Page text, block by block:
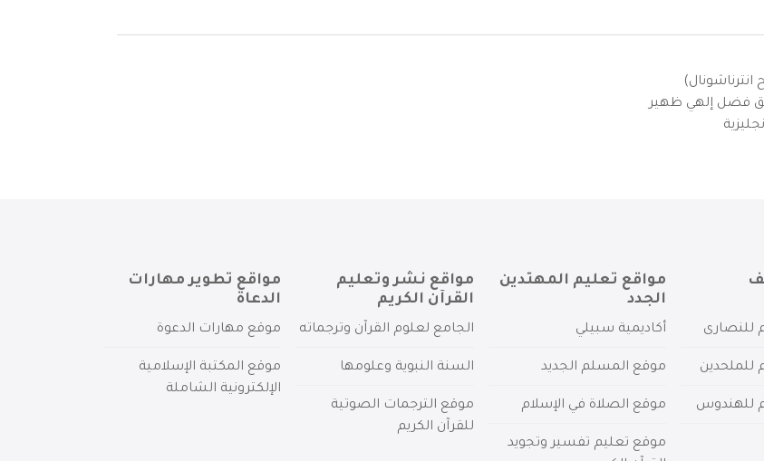
انترناشونال)
فضل إلهي ظهير
للنصارى
للملحدين
للهندوس
مواقع تعليم المهتدين
الجدد
أكاديمية سبيلي
موقع المسلم الجديد
موقع الصلاة في الإسلام
موقع تعليم تفسير وتجويد
مواقع نشر وتعليم
القرآن الكريم
الجامع لعلوم القرآن وترجماته
السنة النبوية وعلومها
موقع الترجمات الصوتية
للقرآن الكريم
مواقع تطوير مهارات
الدعاة
موقع مهارات الدعوة
موقع المكتبة الإسلامية
الإلكترونية الشاملة